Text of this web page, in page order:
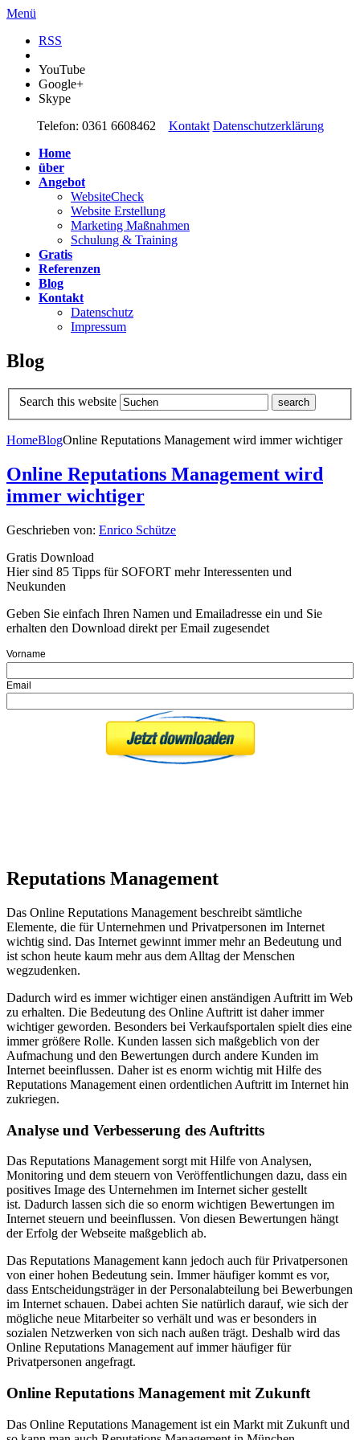
Menü
RSS
YouTube
Google+
Skype
Telefon: 0361 6608462 Kontakt Datenschutzerklärung
Home
über
Angebot
WebsiteCheck
Website Erstellung
Marketing Maßnahmen
Schulung & Training
Gratis
Referenzen
Blog
Kontakt
Datenschutz
Impressum
Blog
Search this website
HomeBlogOnline Reputations Management wird immer wichtiger
Online Reputations Management wird
immer wichtiger
Geschrieben von: Enrico Schütze
Gratis Download
Hier sind 85 Tipps für SOFORT mehr Interessenten und
Neukunden
Geben Sie einfach Ihren Namen und Emailadresse ein und Sie
erhalten den Download direkt per Email zugesendet
Vorname
Email
Reputations Management
Das Online Reputations Management beschreibt sämtliche
Elemente, die für Unternehmen und Privatpersonen im Internet
wichtig sind. Das Internet gewinnt immer mehr an Bedeutung und
ist schon heute kaum mehr aus dem Alltag der Menschen
wegzudenken.
Dadurch wird es immer wichtiger einen anständigen Auftritt im Web
zu erhalten. Die Bedeutung des Online Auftritt ist daher immer
wichtiger geworden. Besonders bei Verkaufsportalen spielt dies eine
immer größere Rolle. Kunden lassen sich maßgeblich von der
Aufmachung und den Bewertungen durch andere Kunden im
Internet beeinflussen. Daher ist es enorm wichtig mit Hilfe des
Reputations Management einen ordentlichen Auftritt im Internet hin
zukriegen.
Analyse und Verbesserung des Auftritts
Das Reputations Management sorgt mit Hilfe von Analysen,
Monitoring und dem steuern von Veröffentlichungen dazu, dass ein
positives Image des Unternehmen im Internet sicher gestellt
ist. Dadurch lassen sich die so enorm wichtigen Bewertungen im
Internet steuern und beeinflussen. Von diesen Bewertungen hängt
der Erfolg der Webseite maßgeblich ab.
Das Reputations Management kann jedoch auch für Privatpersonen
von einer hohen Bedeutung sein. Immer häufiger kommt es vor,
dass Entscheidungsträger in der Personalabteilung bei Bewerbungen
im Internet schauen. Dabei achten Sie natürlich darauf, wie sich der
mögliche neue Mitarbeiter so verhält und was er besonders in
sozialen Netzwerken von sich nach außen trägt. Deshalb wird das
Online Reputations Management auf immer häufiger für
Privatpersonen angefragt.
Online Reputations Management mit Zukunft
Das Online Reputations Management ist ein Markt mit Zukunft und